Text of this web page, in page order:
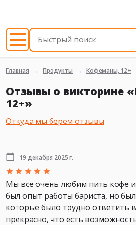
Главная Продукты Кофеманы, 12+
Отзывы о викторине
12+»
Откуда мы берем отзывы
19 декабря 2025 г.
Мы все очень любим пить кофе
был опыт работы бариста, но
которые было трудно ответить
прекрасно, что есть